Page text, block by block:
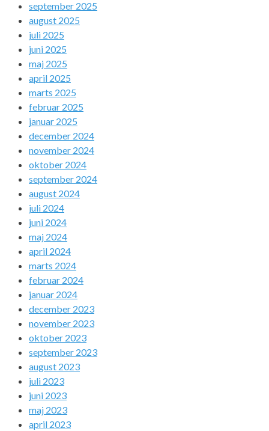
september 2025
august 2025
juli 2025
juni 2025
maj 2025
april 2025
marts 2025
februar 2025
januar 2025
december 2024
november 2024
oktober 2024
september 2024
august 2024
juli 2024
juni 2024
maj 2024
april 2024
marts 2024
februar 2024
januar 2024
december 2023
november 2023
oktober 2023
september 2023
august 2023
juli 2023
juni 2023
maj 2023
april 2023